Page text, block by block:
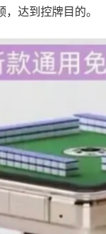
达到控牌目的。